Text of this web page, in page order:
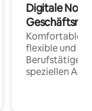
Digitale
Komfortable
flexible und
Berufstätige
speziellen